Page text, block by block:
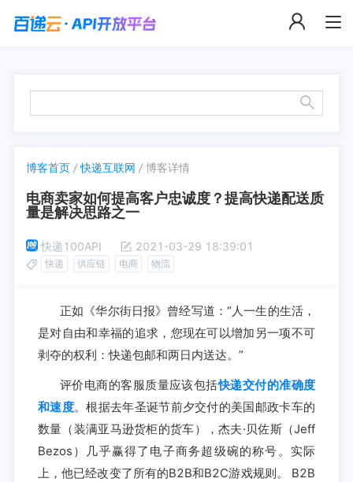
博客首页 /快递互联网 /博客详情
电商卖家如何提高客户忠诚度？提高快递配送质
量是解决思路之一
快递100API 2021-03-29 18:39:01
快递 供应链 电商 物流
正如《华尔街日报》曾经写道：“人一生的生活，
是对自由和幸福的追求，您现在可以增加另一项不可
剥夺的权利：快递包邮和两日内送达。”
评价电商的客服质量应该包括快递交付的准确度
和速度。根据去年圣诞节前夕交付的美国邮政卡车的
数量（装满亚马逊货柜的货车），杰夫·贝佐斯（Jeff
Bezos）几乎赢得了电子商务超级碗的称号。实际
上，他已经改变了所有的B2B和B2C游戏规则。 B2B